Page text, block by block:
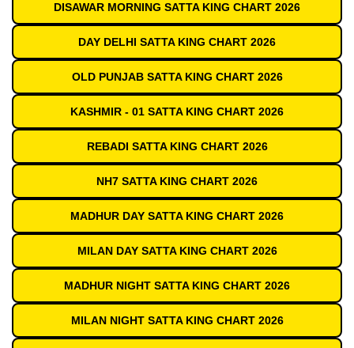
DISAWAR MORNING SATTA KING CHART 2026
DAY DELHI SATTA KING CHART 2026
OLD PUNJAB SATTA KING CHART 2026
KASHMIR - 01 SATTA KING CHART 2026
REBADI SATTA KING CHART 2026
NH7 SATTA KING CHART 2026
MADHUR DAY SATTA KING CHART 2026
MILAN DAY SATTA KING CHART 2026
MADHUR NIGHT SATTA KING CHART 2026
MILAN NIGHT SATTA KING CHART 2026